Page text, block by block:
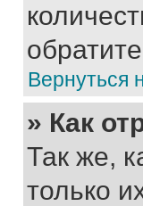
Вернуться
» Как
Так же,
только